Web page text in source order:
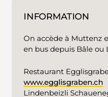
INFORMATION
On accède à Muttenz
en bus depuis Bâle ou
Restaurant
www.egglisgraben.ch
Lindenbeizli